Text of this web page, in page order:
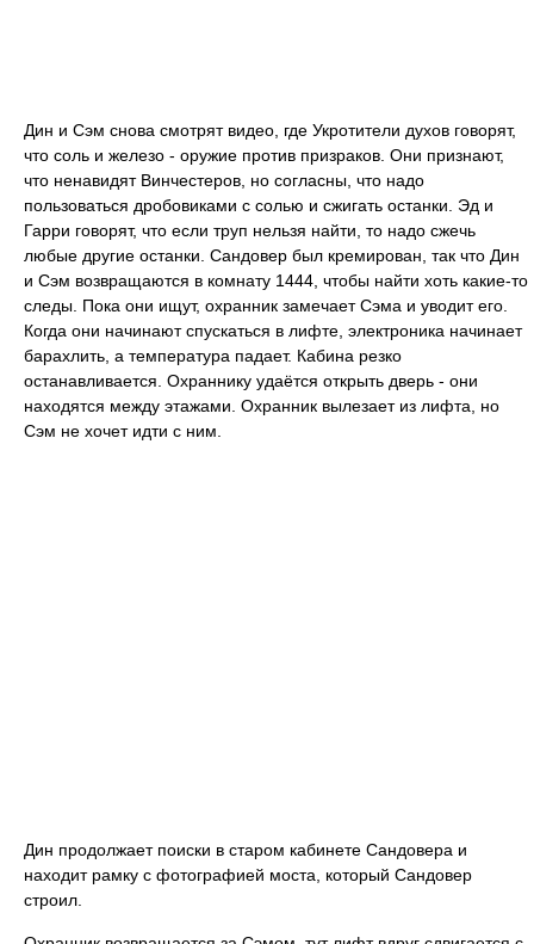
Дин и Сэм снова смотрят видео, где Укротители духов говорят,
что соль и железо - оружие против призраков. Они признают,
что ненавидят Винчестеров, но согласны, что надо
пользоваться дробовиками с солью и сжигать останки. Эд и
Гарри говорят, что если труп нельзя найти, то надо сжечь
любые другие останки. Сандовер был кремирован, так что Дин
и Сэм возвращаются в комнату 1444, чтобы найти хоть какие-то
следы. Пока они ищут, охранник замечает Сэма и уводит его.
Когда они начинают спускаться в лифте, электроника начинает
барахлить, а температура падает. Кабина резко
останавливается. Охраннику удаётся открыть дверь - они
находятся между этажами. Охранник вылезает из лифта, но
Сэм не хочет идти с ним.
Дин продолжает поиски в старом кабинете Сандовера и
находит рамку с фотографией моста, который Сандовер
строил.